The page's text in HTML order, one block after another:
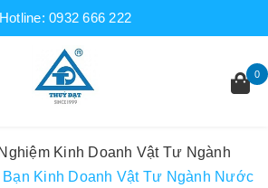
Hotline:0932 666 222
0
Kinh Doanh Vật Tư Ngành
Bạn Kinh Doanh Vật Tư Ngành Nước